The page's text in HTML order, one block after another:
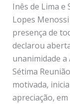
Inês de Lima e
Lopes
presença de
declarou
unanimidade
Sétima
motivada,
apreciação,